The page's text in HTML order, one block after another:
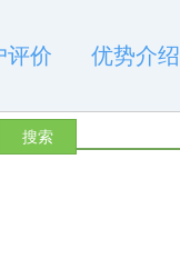
搜索
评价 优势介绍